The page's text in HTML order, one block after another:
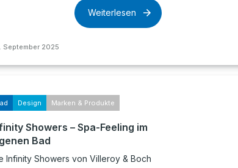
September 2025
Weiterlesen
Design Marken & Produkte
Showers – Spa-Feeling im
Bad
Infinity Showers von Villeroy & Boch